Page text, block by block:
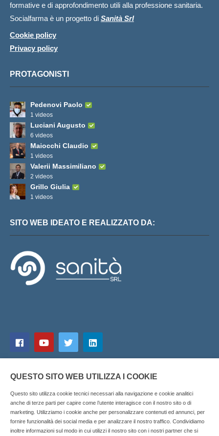
formative e di approfondimento utili alla professione sanitaria.
Socialfarma è un progetto di Sanità Srl
Cookie policy
Privacy policy
PROTAGONISTI
Pedenovi Paolo
1 videos
Luciani Augusto
6 videos
Maiocchi Claudio
1 videos
Valerii Massimiliano
2 videos
Grillo Giulia
1 videos
SITO WEB IDEATO E REALIZZATO DA:
QUESTO SITO WEB UTILIZZA I COOKIE
Questo sito utilizza cookie tecnici necessari alla navigazione e cookie analitici
anche di terze parti per capire come l’utente interagisce con il nostro sito o di
marketing. Utilizziamo i cookie anche per personalizzare contenuti ed annunci, per
fornire funzionalità dei social media e per analizzare il nostro traffico. Condividiamo
inoltre informazioni sul modo in cui utilizzi il nostro sito con i nostri partner che si